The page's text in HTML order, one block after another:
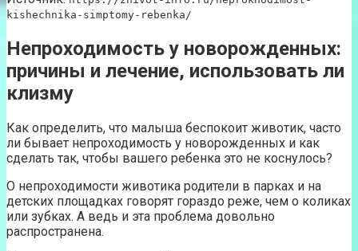
kishechnika-simptomy-rebenka/
Непроходимость у новорожденных:
причины и лечение, использовать ли
клизму
Как определить, что малыша беспокоит животик, часто
ли бывает непроходимость у новорожденных и как
сделать так, чтобы вашего ребенка это не коснулось?
О непроходимости животика родители в парках и на
детских площадках говорят гораздо реже, чем о коликах
или зубках. А ведь и эта проблема довольно
распространена.